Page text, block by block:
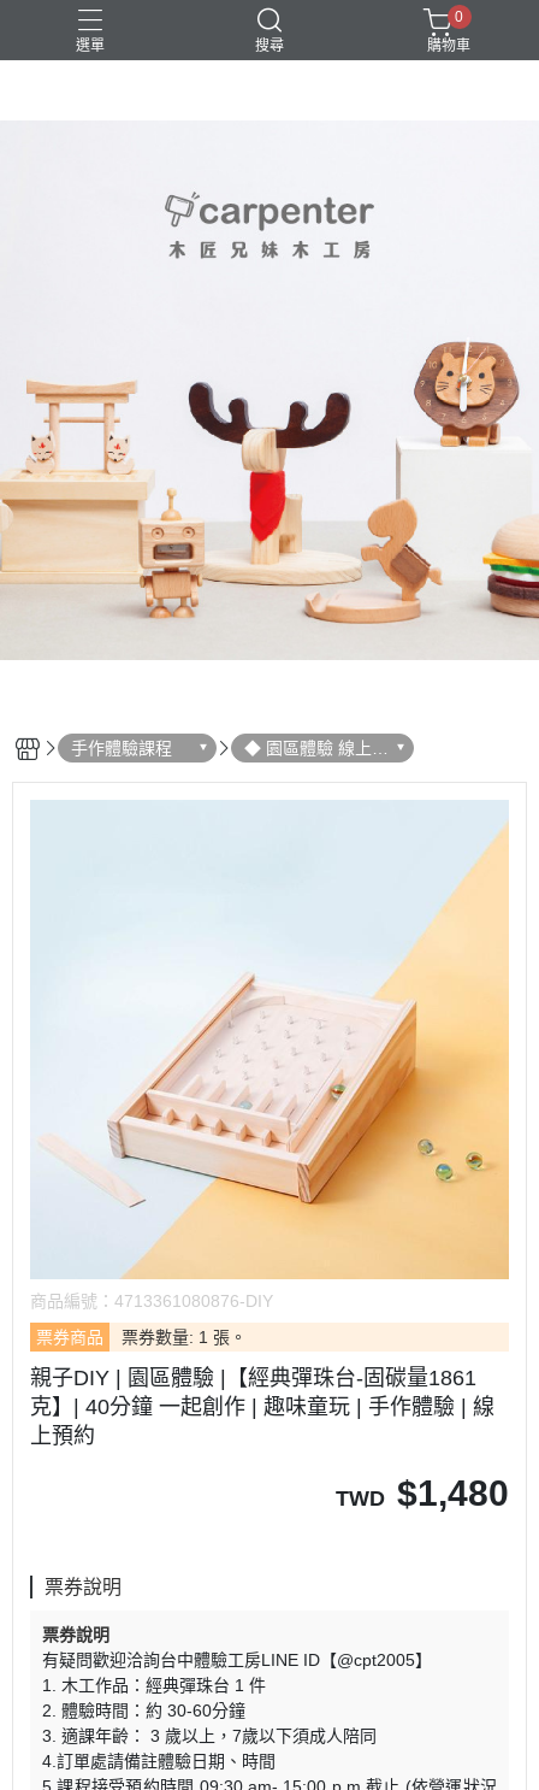
選單 搜尋
0
購物車
手作體驗課程
◆ 園區體驗 線上預
約 ◆ 親子 DIY
商品編號： 4713361080876-DIY
票券商品
票券數量: 1 張。
親子DIY | 園區體驗 |【經典彈珠台-固碳量1861
克】| 40分鐘 一起創作 | 趣味童玩 | 手作體驗 | 線
上預約
TWD $1,480
票券說明
票券說明
有疑問歡迎洽詢台中體驗工房LINE ID【@cpt2005】
1. 木工作品：經典彈珠台 1 件
2. 體驗時間：約 30-60分鐘
3. 適課年齡： 3 歲以上，7歲以下須成人陪同
4.訂單處請備註體驗日期、時間